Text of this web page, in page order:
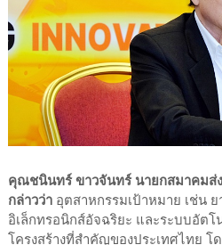
คุณชนินทร์ ขาวจันทร์ นายกสมาคมส่ง
กล่าวว่า อุตสาหกรรมเป้าหมาย เช่น
อิเล็กทรอนิกส์อัจฉริยะ และระบบอัตโ
โครงสร้างที่สำคัญของประเทศไทย โ